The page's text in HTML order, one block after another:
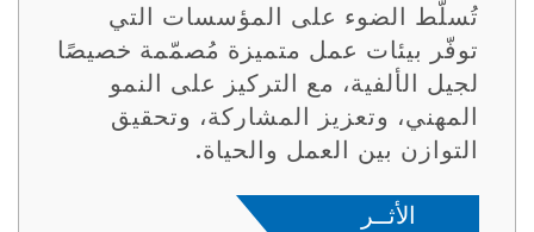
تُسلّط الضوء على المؤسسات التي
توفّر بيئات عمل متميزة مُصمّمة خصيصًا
لجيل الألفية، مع التركيز على النمو
المهني، وتعزيز المشاركة، وتحقيق
التوازن بين العمل والحياة.
الأثــر